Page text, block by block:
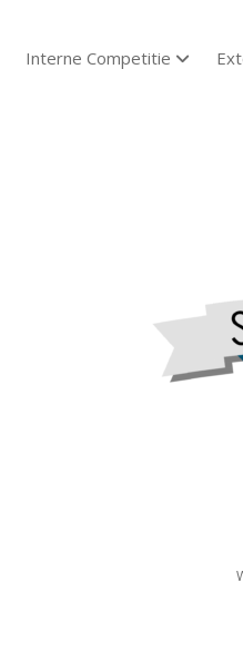
dropdown menu
Interne Competitie open